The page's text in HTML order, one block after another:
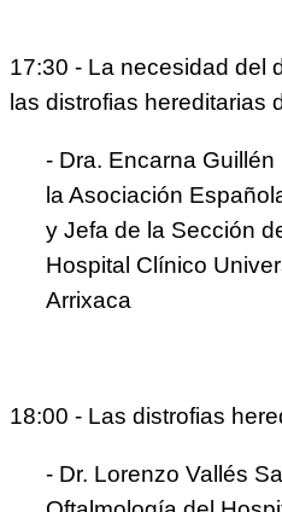
17:30 - La necesidad del
las distrofias hereditarias
- Dra. Encarna
la Asociación
y Jefa de la Sección
Hospital Clínico
Arrixaca
18:00 - Las distrofias
- Dr. Lorenzo Vallés